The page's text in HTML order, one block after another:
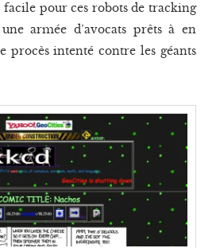
pour ces robots de tracking
armée d’avocats prêts à en
procès intenté contre les géants